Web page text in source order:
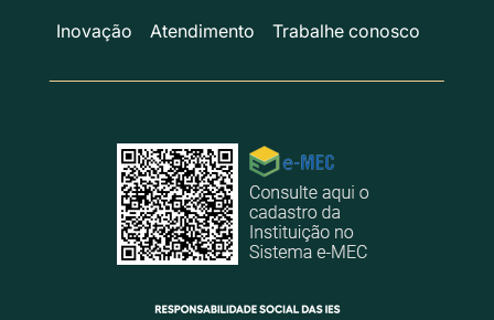
Inovação
Atendimento Trabalhe conosco